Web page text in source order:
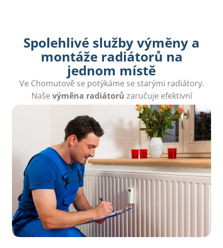
Spolehlivé služby výměny a
montáže radiátorů na
jednom místě
Ve Chomutově se potýkáme se starými radiátory.
Naše výměna radiátorů zaručuje efektivní
vytápění a úsporu nákladů.